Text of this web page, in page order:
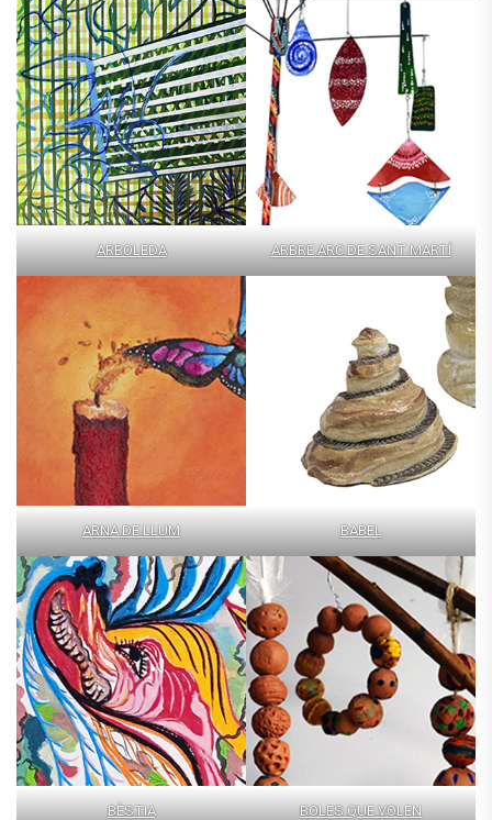
ARBOLEDA ARBRE ARC DE SANT MARTÍ
ARNA DE LLUM BABEL
BÈSTIA BOLES QUE VOLEN